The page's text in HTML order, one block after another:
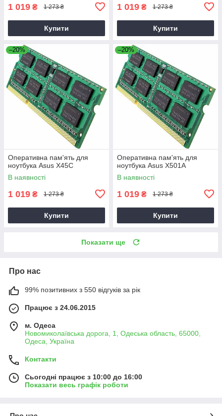
1 019 ₴ 1 273 ₴
Купити
1 019 ₴ 1 273 ₴
Купити
–20%
Оперативна пам'ять для
ноутбука Asus X45C
В наявності
1 019 ₴ 1 273 ₴
Купити
–20%
Оперативна пам'ять для
ноутбука Asus X501A
В наявності
1 019 ₴ 1 273 ₴
Купити
Показати ще
Про нас
99% позитивних з 550 відгуків за рік
Працює з 24.06.2015
м. Одеса
Новомиколаївська дорога, 1, Одеська область, 65000,
Одеса, Україна
Контакти
Сьогодні працює з 10:00 до 16:00
Показати весь графік роботи